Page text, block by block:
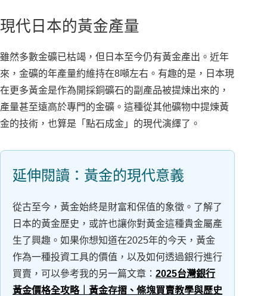
現代日本的黃金產量
雖然多數金礦已枯竭，但日本至今仍有黃金產出。近年
來，金礦的年產量約維持在8噸左右。有趣的是，日本現
在更多黃金是作為開採銅礦石的副產品被提煉出來的，
產量甚至遠高於專門的金礦。這種從其他礦物中提煉黃
金的技術，也算是「點石成金」的現代演繹了。
延伸閱讀：黃金的現代意義
從古至今，黃金始終是財富和保值的象徵。了解了
日本的黃金歷史，或許也讓你對黃金這種貴金屬產
生了興趣。如果你想知道在2025年的今天，黃金
作為一種投資工具的價值，以及如何透過銀行進行
買賣，可以參考我的另一篇文章： 2025台灣銀行
黃金價格全攻略｜黃金存摺、條塊買賣教學與歷史